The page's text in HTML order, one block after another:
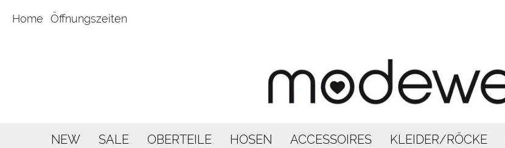
Home Öffnungszeiten
NEW SALE OBERTEILE HOSEN ACCESSOIRES KLEIDER/RÖCKE